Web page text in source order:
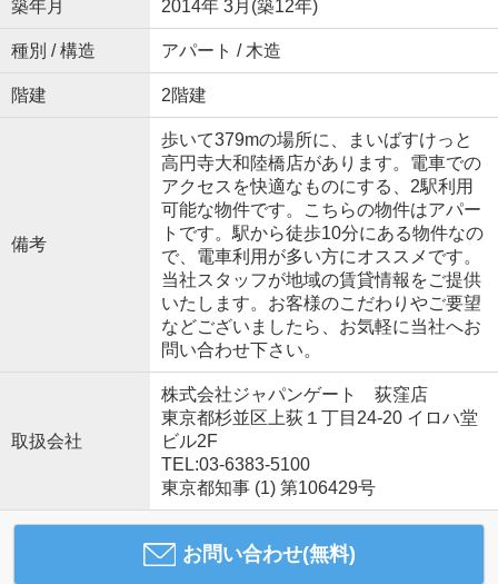
築年月 2014年 3月(築12年)
種別 / 構造 アパート / 木造
階建 2階建
備考
歩いて379mの場所に、まいばすけっと
高円寺大和陸橋店があります。電車での
アクセスを快適なものにする、2駅利用
可能な物件です。こちらの物件はアパー
トです。駅から徒歩10分にある物件なの
で、電車利用が多い方にオススメです。
当社スタッフが地域の賃貸情報をご提供
いたします。お客様のこだわりやご要望
などございましたら、お気軽に当社へお
問い合わせ下さい。
取扱会社
株式会社ジャパンゲート 荻窪店
東京都杉並区上荻１丁目24-20 イロハ堂
ビル2F
TEL:03-6383-5100
東京都知事 (1) 第106429号
お問い合わせ(無料)